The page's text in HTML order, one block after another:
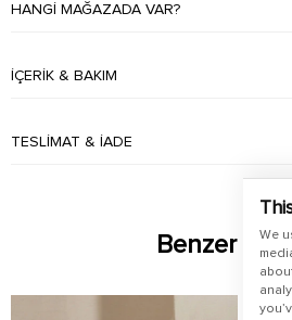
We
HANGI MAĞAZADA VAR?
İÇERIK & BAKIM
TESLIMAT & İADE
Benzer